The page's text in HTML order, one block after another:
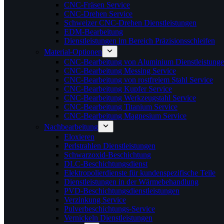
CNC-Fräsen Service
CNC-Drehen Service
Schweizer CNC-Drehen Dienstleistungen
EDM-Bearbeitung
Dienstleistungen im Bereich Präzisionsschleifen
Material-Optionen
CNC-Bearbeitung von Aluminium
CNC-Bearbeitung Messing Service
CNC-Bearbeitung von rostfreiem Stahl Service
CNC-Bearbeitung Kupfer Service
CNC-Bearbeitung Werkzeugstahl Service
CNC-Bearbeitung Titanium Service
CNC-Bearbeitung Magnesium Service
Nachbearbeitung
Eloxieren
Perlstrahlen Dienstleistungen
Schwarzoxid-Beschichtung
DLC-Beschichtungsdienst
Elektropolierdienste für kundenspezifische Teile
Dienstleistungen in der Wärmebehandlung
PVD-Beschichtungsdienstleistungen
Verzinkung Service
Pulverbeschichtungs-Service
Vernickeln Dienstleistungen